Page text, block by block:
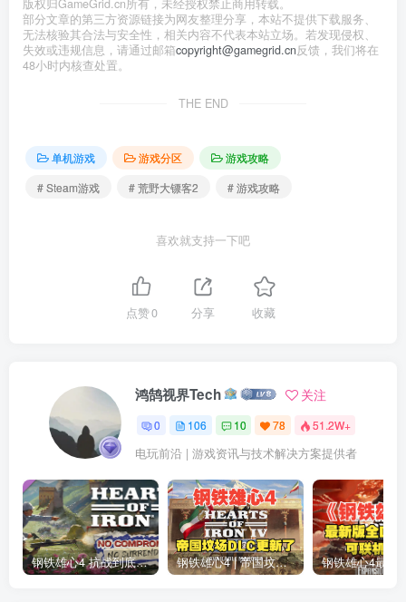
版权归GameGrid.cn所有，未经授权禁止商用转载。
部分文章的第三方资源链接为网友整理分享，本站不提供下载服务、
无法核验其合法与安全性，相关内容不代表本站立场。若发现侵权、
失效或违规信息，请通过邮箱copyright@gamegrid.cn反馈，我们将在
48小时内核查处置。
THE END
单机游戏 游戏分区
游戏攻略
# Steam游戏
# 荒野大镖客2 # 游戏攻略
喜欢就支持一下吧
点赞0 分享 收藏
鸿鹄视界Tech 关注
0 106 10 78 51.2W+
电玩前沿 | 游戏资讯与技术解决方案提供者
钢铁雄心4 抗战到底全DLC解锁补丁免费分享 1.17最新版2025 钢铁雄心4 | 帝国坟场全DLC解锁补丁免费下载_1.16最新版2025